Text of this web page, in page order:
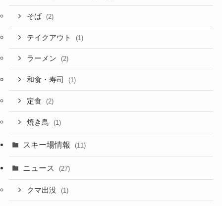
そば (2)
テイクアウト (1)
ラーメン (2)
和食・寿司 (1)
定食 (2)
焼き鳥 (1)
スキー場情報 (11)
ニュース (27)
クマ出没 (1)